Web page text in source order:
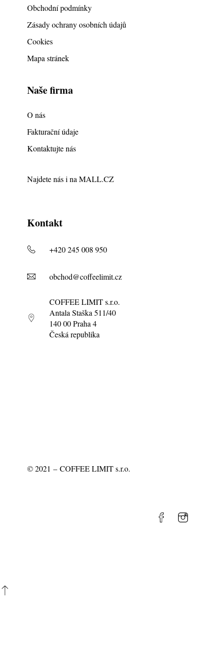
Obchodní podmínky
Zásady ochrany osobních údajů
Cookies
Mapa stránek
Naše firma
O nás
Fakturační údaje
Kontaktujte nás
Najdete nás i na MALL.CZ
Kontakt
+420 245 008 950
obchod@coffeelimit.cz
COFFEE LIMIT s.r.o.
Antala Staška 511/40
140 00 Praha 4
Česká republika
©2021 – COFFEE LIMIT s.r.o.